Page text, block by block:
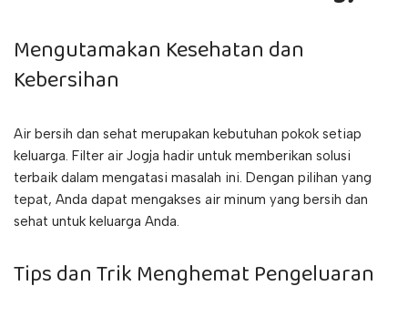
Mengutamakan Kesehatan dan
Kebersihan
Air bersih dan sehat merupakan kebutuhan pokok setiap
keluarga. Filter air Jogja hadir untuk memberikan solusi
terbaik dalam mengatasi masalah ini. Dengan pilihan yang
tepat, Anda dapat mengakses air minum yang bersih dan
sehat untuk keluarga Anda.
Tips dan Trik Menghemat Pengeluaran